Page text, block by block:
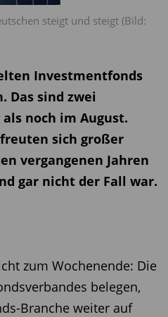
steigt und steigt (Bild:
Investmentfonds
Das sind zwei
noch im August.
sich großer
vergangenen Jahren
gar nicht der Fall war.
zum Wochenende: Die
belegen,
Branche weiter auf